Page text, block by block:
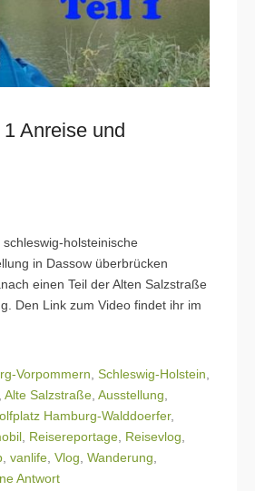
Anreise und
holsteinische
in Dassow überbrücken
einen Teil der Alten Salzstraße
Den Link zum Video findet ihr im
Vorpommern Schleswig-Holstein
Alte Salzstraße Ausstellung
Hamburg-Walddoerfer,
Reisereportage Reisevlog
vanlife Vlog Wanderung
Antwort